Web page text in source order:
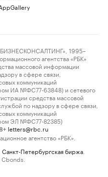
1995–
агентства «РБК»
массовой информации
в сфере связи,
коммуникаций
ИА №ФС77-63848) и сетевого
средства массовой
по надзору в сфере связи,
коммуникаций
ЭЛ №ФС77-82385)
letters@rbc.ru
агентство «РБК».
Санкт-Петербургская биржа